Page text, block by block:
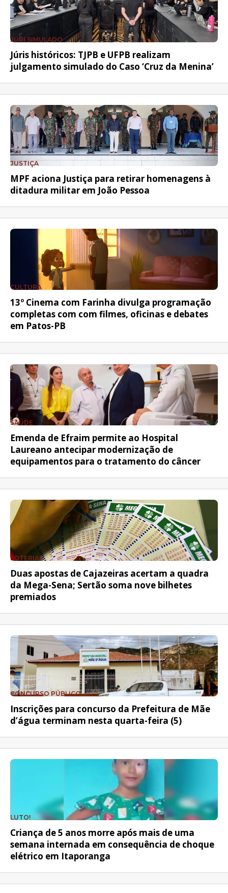
JÚRI SIMULADO
Júris históricos: TJPB e UFPB realizam
julgamento simulado do Caso ‘Cruz da Menina’
JUSTIÇA
MPF aciona Justiça para retirar homenagens à
ditadura militar em João Pessoa
CULTURA
13º Cinema com Farinha divulga programação
completas com com filmes, oficinas e debates
em Patos-PB
SAÚDE
Emenda de Efraim permite ao Hospital
Laureano antecipar modernização de
equipamentos para o tratamento do câncer
LOTERIAS
Duas apostas de Cajazeiras acertam a quadra
da Mega-Sena; Sertão soma nove bilhetes
premiados
CONCURSO PÚBLICO
Inscrições para concurso da Prefeitura de Mãe
d’água terminam nesta quarta-feira (5)
LUTO!
Criança de 5 anos morre após mais de uma
semana internada em consequência de choque
elétrico em Itaporanga